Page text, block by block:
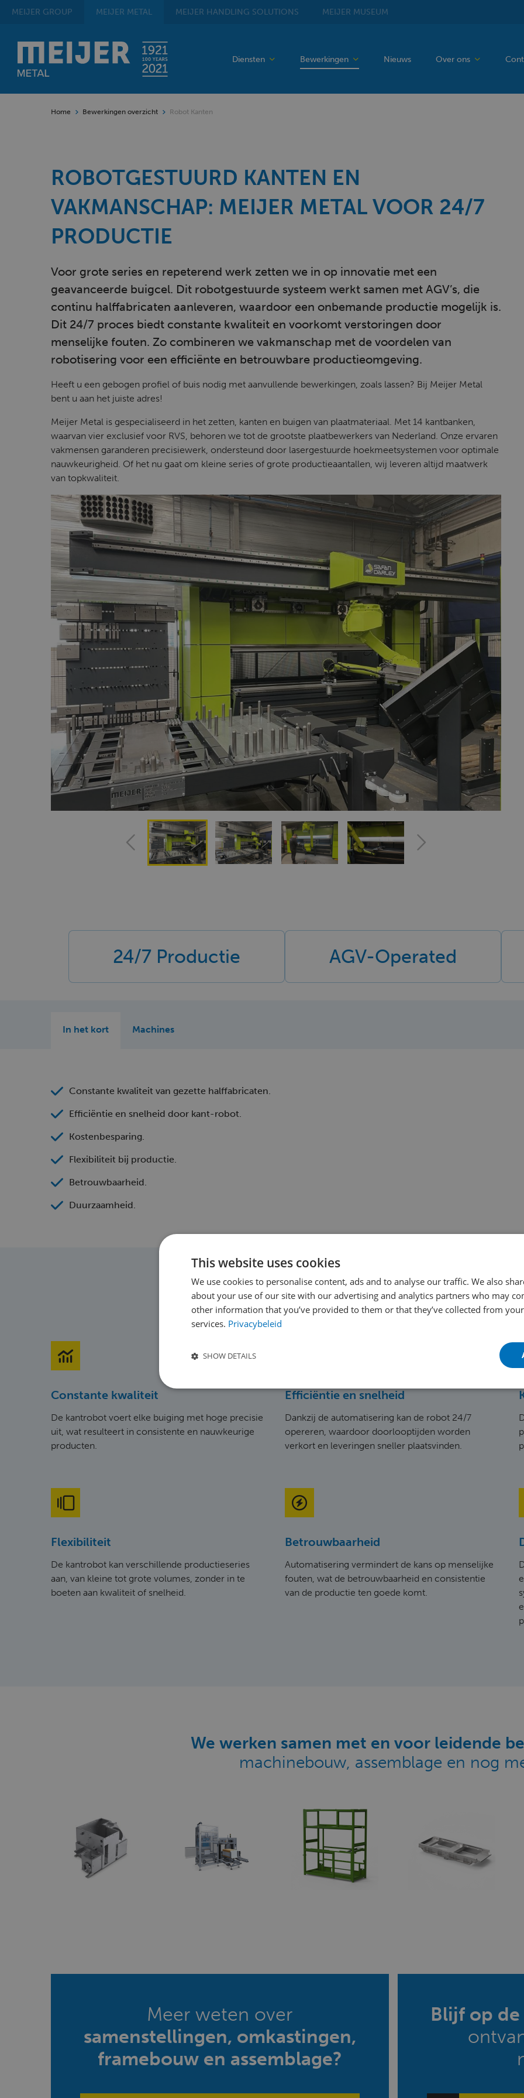
MEIJER GROUP MEIJER METAL MEIJER HANDLING SOLUTIONS MEIJER MUSEUM
Diensten Bewerkingen Nieuws Over ons
Home Bewerkingen overzicht Robot Kanten
ROBOTGESTUURD KANTEN EN
VAKMANSCHAP: MEIJER METAL VOOR 24/7
PRODUCTIE
Voor grote series en repeterend werk zetten we in op innovatie met een
geavanceerde buigcel. Dit robotgestuurde systeem werkt samen met AGV’s, die
continu halffabricaten aanleveren, waardoor een onbemande productie mogelijk is.
Dit 24/7 proces biedt constante kwaliteit en voorkomt verstoringen door
menselijke fouten. Zo combineren we vakmanschap met de voordelen van
robotisering voor een efficiënte en betrouwbare productieomgeving.
Heeft u een gebogen profiel of buis nodig met aanvullende bewerkingen, zoals lassen? Bij Meijer Metal
bent u aan het juiste adres!
Meijer Metal is gespecialiseerd in het zetten, kanten en buigen van plaatmateriaal. Met 14 kantbanken,
waarvan vier exclusief voor RVS, behoren we tot de grootste plaatbewerkers van Nederland. Onze ervaren
vakmensen garanderen precisiewerk, ondersteund door lasergestuurde hoekmeetsystemen voor optimale
nauwkeurigheid. Of het nu gaat om kleine series of grote productieaantallen, wij leveren altijd maatwerk
van topkwaliteit.
24/7 Productie AGV-Operated
In het kort Machines
Constante kwaliteit van gezette halffabricaten.
Efficiëntie en snelheid door kant-robot.
Kostenbesparing.
Flexibiliteit bij productie.
Betrouwbaarheid.
Duurzaamheid.
Constante kwaliteit
De kantrobot voert elke buiging met hoge precisie
uit, wat resulteert in consistente en nauwkeurige
producten.
Efficiëntie en snelheid
Dankzij de automatisering kan de robot 24/7
opereren, waardoor doorlooptijden worden
verkort en leveringen sneller plaatsvinden.
Flexibiliteit
De kantrobot kan verschillende productieseries
aan, van kleine tot grote volumes, zonder in te
boeten aan kwaliteit of snelheid.
Betrouwbaarheid
Automatisering vermindert de kans op menselijke
fouten, wat de betrouwbaarheid en consistentie
van de productie ten goede komt.
We werken samen met en voor leidende
machinebouw, assemblage en nog
Meer weten over
samenstellingen, omkastingen,
framebouw en assemblage?
Blijf op
This website uses cookies
We use cookies to personalise content, ads and to analyse our traffic. We also
about your use of our site with our advertising and analytics partners who may
other information that you’ve provided to them or that they’ve collected from
services. Privacybeleid
SHOW DETAILS